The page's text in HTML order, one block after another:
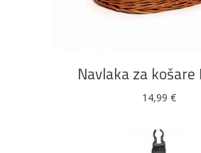
Navlaka za košare
14,99 €